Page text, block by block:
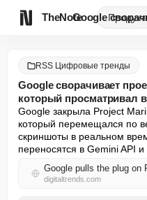
TheNote
RSS Цифровые тренды
Google сворачивает
который просматривал
Google закрыла Project
который перемещался по
скриншоты в реальном
переносятся в Gemini API и
digitaltrends.com